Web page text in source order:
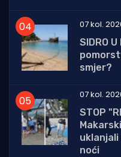
07 kol.
SIDRO
smjer?
07 kol.
STOP
noći